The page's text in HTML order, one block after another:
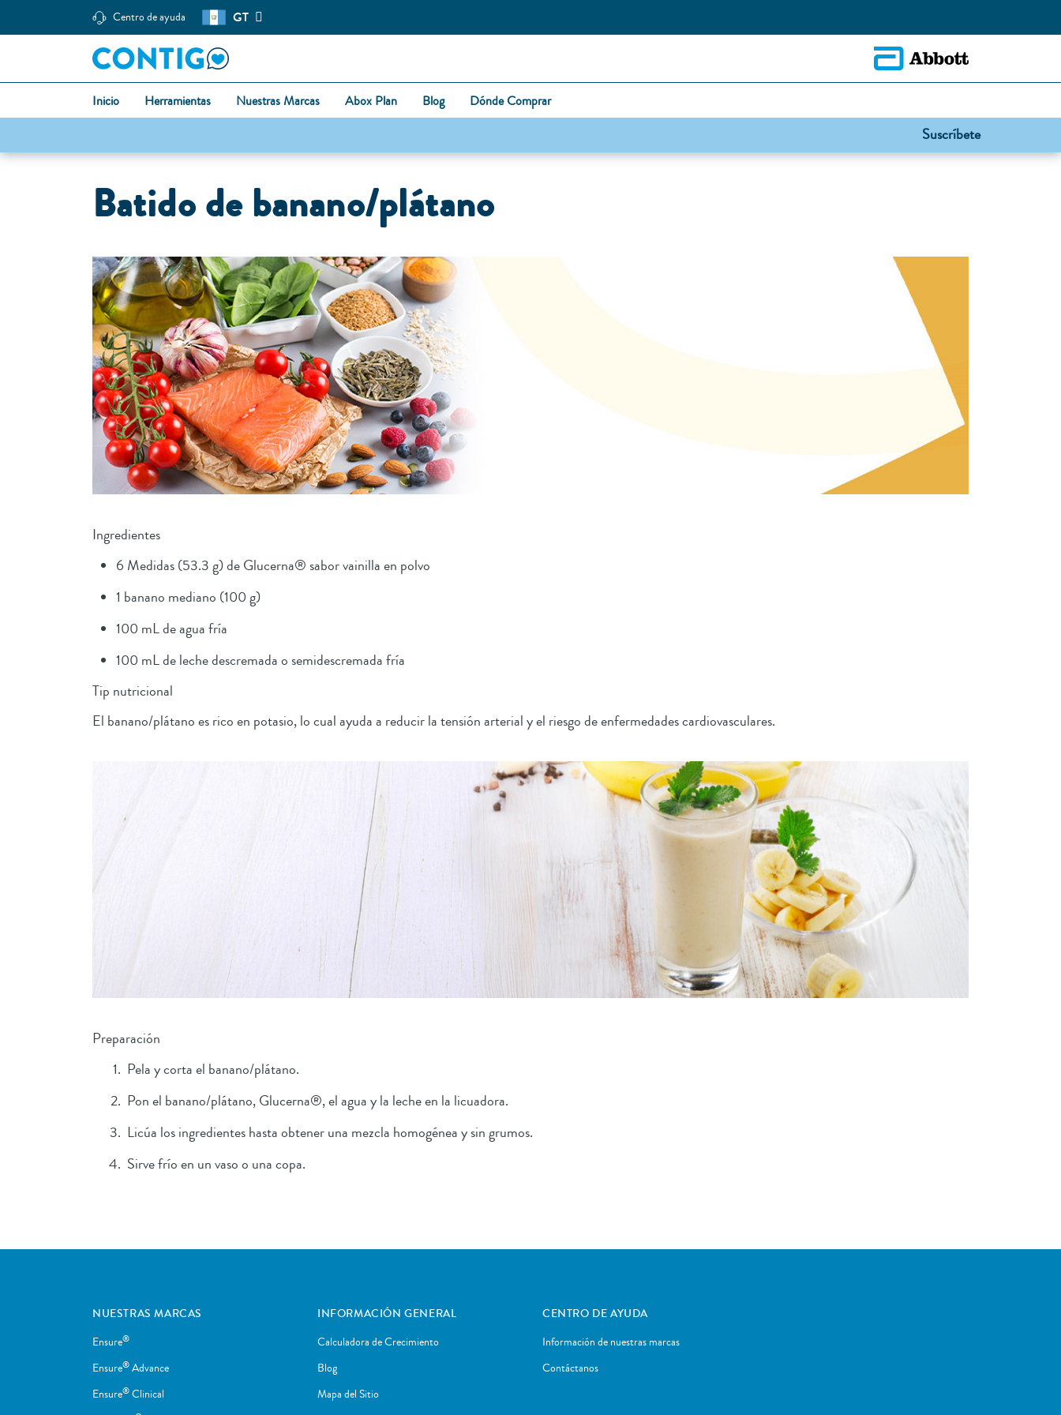
Centro de ayuda GT
Inicio Herramientas Nuestras Marcas Abox Plan Blog Dónde Comprar
Suscríbete
Batido de banano/plátano
Ingredientes
6 Medidas (53.3 g) de Glucerna® sabor vainilla en polvo
1 banano mediano (100 g)
100 mL de agua fría
100 mL de leche descremada o semidescremada fría
Tip nutricional
El banano/plátano es rico en potasio, lo cual ayuda a reducir la tensión arterial y el riesgo de enfermedades cardiovasculares.
Preparación
Pela y corta el banano/plátano.
Pon el banano/plátano, Glucerna®, el agua y la leche en la licuadora.
Licúa los ingredientes hasta obtener una mezcla homogénea y sin grumos.
Sirve frío en un vaso o una copa.
NUESTRAS MARCAS
Ensure®
Ensure® Advance
Ensure® Clinical
INFORMACIÓN GENERAL
Calculadora de Crecimiento
Blog
Mapa del Sitio
CENTRO DE AYUDA
Información de nuestras marcas
Contáctanos